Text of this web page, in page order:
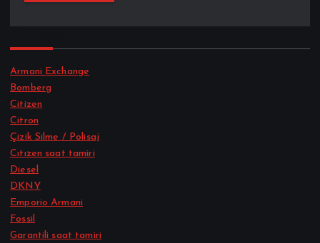
Armani Exchange
Bomberg
Citizen
Citron
Çizik Silme / Polisaj
Cıtızen saat tamiri
Diesel
DKNY
Emporio Armani
Fossil
Garantili saat tamiri